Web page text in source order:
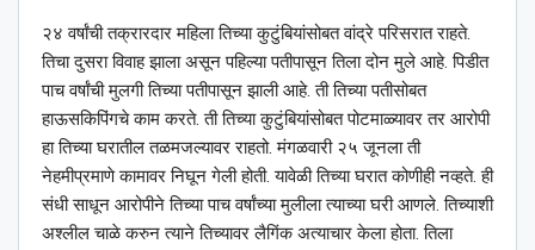
२४ वर्षांची तक्रारदार महिला तिच्या कुटुंबियांसोबत वांद्रे परिसरात राहते.
तिचा दुसरा विवाह झाला असून पहिल्या पतीपासून तिला दोन मुले आहे. पिडीत
पाच वर्षांची मुलगी तिच्या पतीपासून झाली आहे. ती तिच्या पतीसोबत
हाऊसकिपिंगचे काम करते. ती तिच्या कुटुंबियांसोबत पोटमाळ्यावर तर आरोपी
हा तिच्या घरातील तळमजल्यावर राहतो. मंगळवारी २५ जूनला ती
नेहमीप्रमाणे कामावर निघून गेली होती. यावेळी तिच्या घरात कोणीही नव्हते. ही
संधी साधून आरोपीने तिच्या पाच वर्षांच्या मुलीला त्याच्या घरी आणले. तिच्याशी
अश्‍लील चाळे करुन त्याने तिच्यावर लैगिंक अत्याचार केला होता. तिला